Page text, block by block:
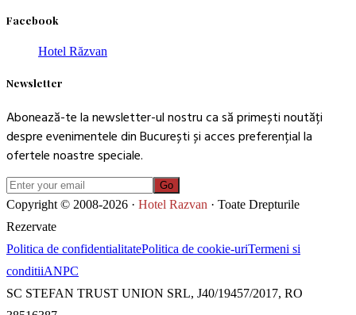
Facebook
Hotel Răzvan
Newsletter
Abonează-te la newsletter-ul nostru ca să primești noutăți
despre evenimentele din București și acces preferențial la
ofertele noastre speciale.
Go
Copyright © 2008-2026 · Hotel Razvan · Toate Drepturile
Rezervate
Politica de confidentialitatePolitica de cookie-uriTermeni si
conditiiANPC
SC STEFAN TRUST UNION SRL, J40/19457/2017, RO